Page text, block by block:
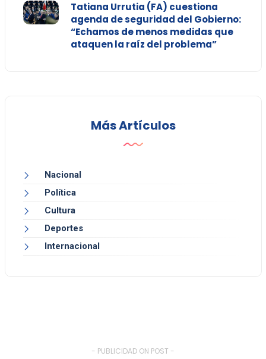
Tatiana Urrutia (FA) cuestiona
agenda de seguridad del Gobierno:
“Echamos de menos medidas que
ataquen la raíz del problema”
Más Artículos
Nacional
Política
Cultura
Deportes
Internacional
- PUBLICIDAD ON POST -